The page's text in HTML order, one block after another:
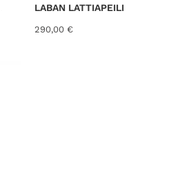
LABAN LATTIAPEILI
290,00 €